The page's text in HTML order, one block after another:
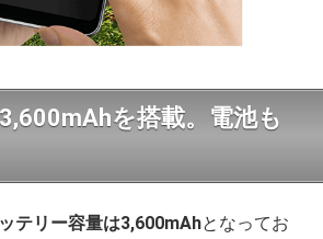
を搭載。電池も
テリー容量は3,600mAhとなってお